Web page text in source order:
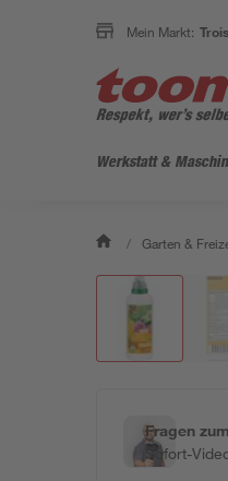
Mein Markt:
Werkstatt &
/ Garten &
Fragen
Sofort-